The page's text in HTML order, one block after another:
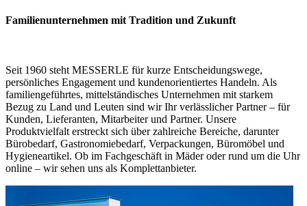
Familienunternehmen mit Tradition und Zukunft
Seit 1960 steht MESSERLE für kurze Entscheidungswege,
persönliches Engagement und kundenorientiertes Handeln. Als
familiengeführtes, mittelständisches Unternehmen mit starkem
Bezug zu Land und Leuten sind wir Ihr verlässlicher Partner – für
Kunden, Lieferanten, Mitarbeiter und Partner. Unsere
Produktvielfalt erstreckt sich über zahlreiche Bereiche, darunter
Bürobedarf, Gastronomiebedarf, Verpackungen, Büromöbel und
Hygieneartikel. Ob im Fachgeschäft in Mäder oder rund um die Uhr
online – wir sehen uns als Komplettanbieter.